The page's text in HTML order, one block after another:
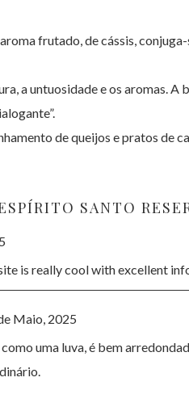
frutado, de cássis,
a untuosidade e os aromas.
de queijos e pratos de
SANTO
is really cool with excellent
Maio, 2025
uma luva, é bem